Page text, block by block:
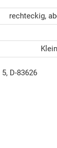
rechteckig,
D-83626